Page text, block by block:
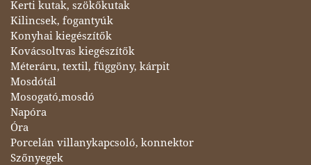
Kerti kutak, szökőkutak
Kilincsek, fogantyúk
Konyhai kiegészítők
Kovácsoltvas kiegészítők
Méteráru, textil, függöny, kárpit
Mosdótál
Mosogató,mosdó
Napóra
Óra
Porcelán villanykapcsoló, konnektor
Szőnyegek